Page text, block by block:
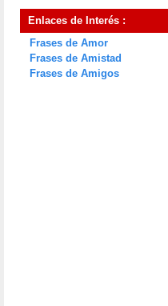
Enlaces de Interés :
Frases de Amor
Frases de Amistad
Frases de Amigos